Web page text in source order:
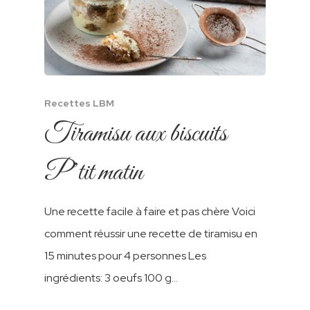
Recettes LBM
Tiramisu aux biscuits
P’tit matin
Une recette facile à faire et pas chère Voici
comment réussir une recette de tiramisu en
15 minutes pour 4 personnes Les
ingrédients: 3 oeufs 100 g…
Nos Produits
Biscuits LBM
Nos Recettes